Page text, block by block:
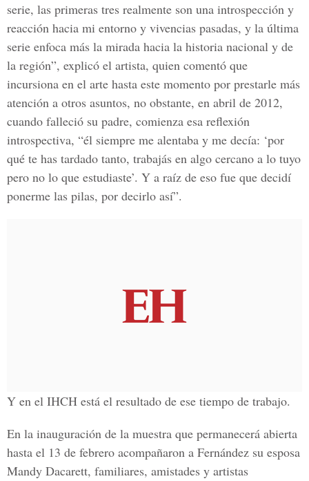
serie, las primeras tres realmente son una introspección y
reacción hacia mi entorno y vivencias pasadas, y la última
serie enfoca más la mirada hacia la historia nacional y de
la región”, explicó el artista, quien comentó que
incursiona en el arte hasta este momento por prestarle más
atención a otros asuntos, no obstante, en abril de 2012,
cuando falleció su padre, comienza esa reflexión
introspectiva, “él siempre me alentaba y me decía: ‘por
qué te has tardado tanto, trabajás en algo cercano a lo tuyo
pero no lo que estudiaste’. Y a raíz de eso fue que decidí
ponerme las pilas, por decirlo así”.
Y en el IHCH está el resultado de ese tiempo de trabajo.
En la inauguración de la muestra que permanecerá abierta
hasta el 13 de febrero acompañaron a Fernández su esposa
Mandy Dacarett, familiares, amistades y artistas